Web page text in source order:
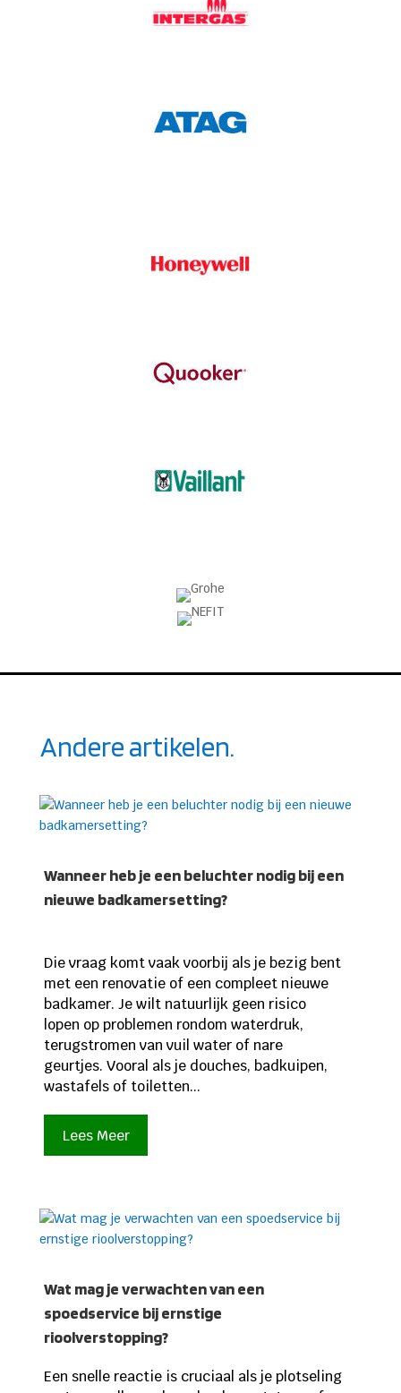
Andere artikelen.
Wanneer heb je een beluchter nodig bij een
nieuwe badkamersetting?
Die vraag komt vaak voorbij als je bezig bent
met een renovatie of een compleet nieuwe
badkamer. Je wilt natuurlijk geen risico
lopen op problemen rondom waterdruk,
terugstromen van vuil water of nare
geurtjes. Vooral als je douches, badkuipen,
wastafels of toiletten...
Lees Meer
Wat mag je verwachten van een
spoedservice bij ernstige
rioolverstopping?
Een snelle reactie is cruciaal als je plotseling